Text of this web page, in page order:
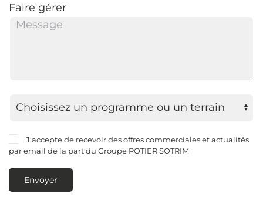
Faire gérer
J’accepte de recevoir des offres commerciales et actualités
par email de la part du Groupe POTIER SOTRIM
Envoyer